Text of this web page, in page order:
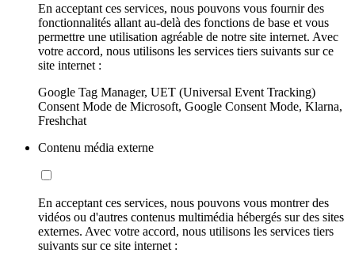
En acceptant ces services, nous pouvons vous fournir des
fonctionnalités allant au-delà des fonctions de base et vous
permettre une utilisation agréable de notre site internet. Avec
votre accord, nous utilisons les services tiers suivants sur ce
site internet :
Google Tag Manager, UET (Universal Event Tracking)
Consent Mode de Microsoft, Google Consent Mode, Klarna,
Freshchat
Contenu média externe
En acceptant ces services, nous pouvons vous montrer des
vidéos ou d'autres contenus multimédia hébergés sur des sites
externes. Avec votre accord, nous utilisons les services tiers
suivants sur ce site internet :